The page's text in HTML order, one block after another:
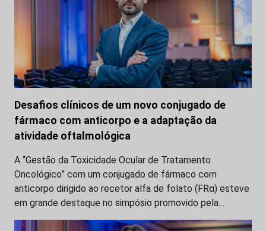
Desafios clínicos de um novo conjugado de
fármaco com anticorpo e a adaptação da
atividade oftalmológica
A “Gestão da Toxicidade Ocular de Tratamento
Oncológico” com um conjugado de fármaco com
anticorpo dirigido ao recetor alfa de folato (FRα) esteve
em grande destaque no simpósio promovido pela…